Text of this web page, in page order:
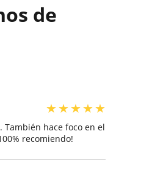
de
★★★★★
También hace foco en el
recomiendo!